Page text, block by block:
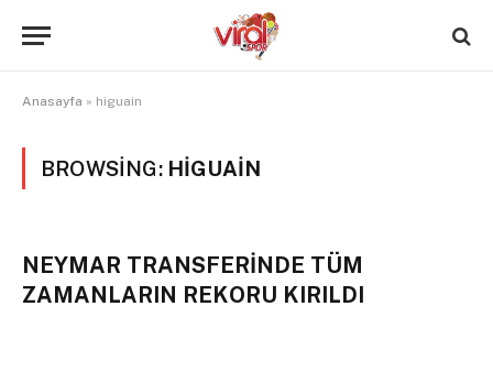
Anasayfa » higuain
BROWSING: HIGUAIN
NEYMAR TRANSFERİNDE TÜM
ZAMANLARIN REKORU KIRILDI